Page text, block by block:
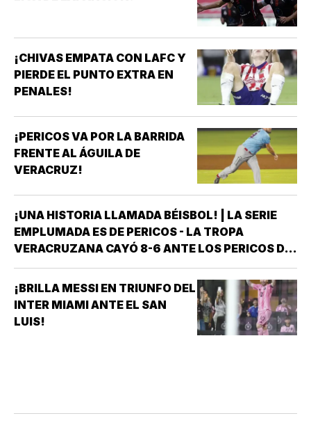
¡CHIVAS EMPATA CON LAFC Y
PIERDE EL PUNTO EXTRA EN
PENALES!
¡PERICOS VA POR LA BARRIDA
FRENTE AL ÁGUILA DE
VERACRUZ!
¡UNA HISTORIA LLAMADA BÉISBOL! | LA SERIE
EMPLUMADA ES DE PERICOS - LA TROPA
VERACRUZANA CAYÓ 8-6 ANTE LOS PERICOS DE
PUEBLA EN EL SEGUNDO JUEGO DE LA ÚLTIMA
SERIE DE LA TEMPORADA REGULAR EN EL
ESTADIO HERMANOS SERDÁN, CON LO QUE LOS
POBLANOS…
¡BRILLA MESSI EN TRIUNFO DEL
INTER MIAMI ANTE EL SAN
LUIS!